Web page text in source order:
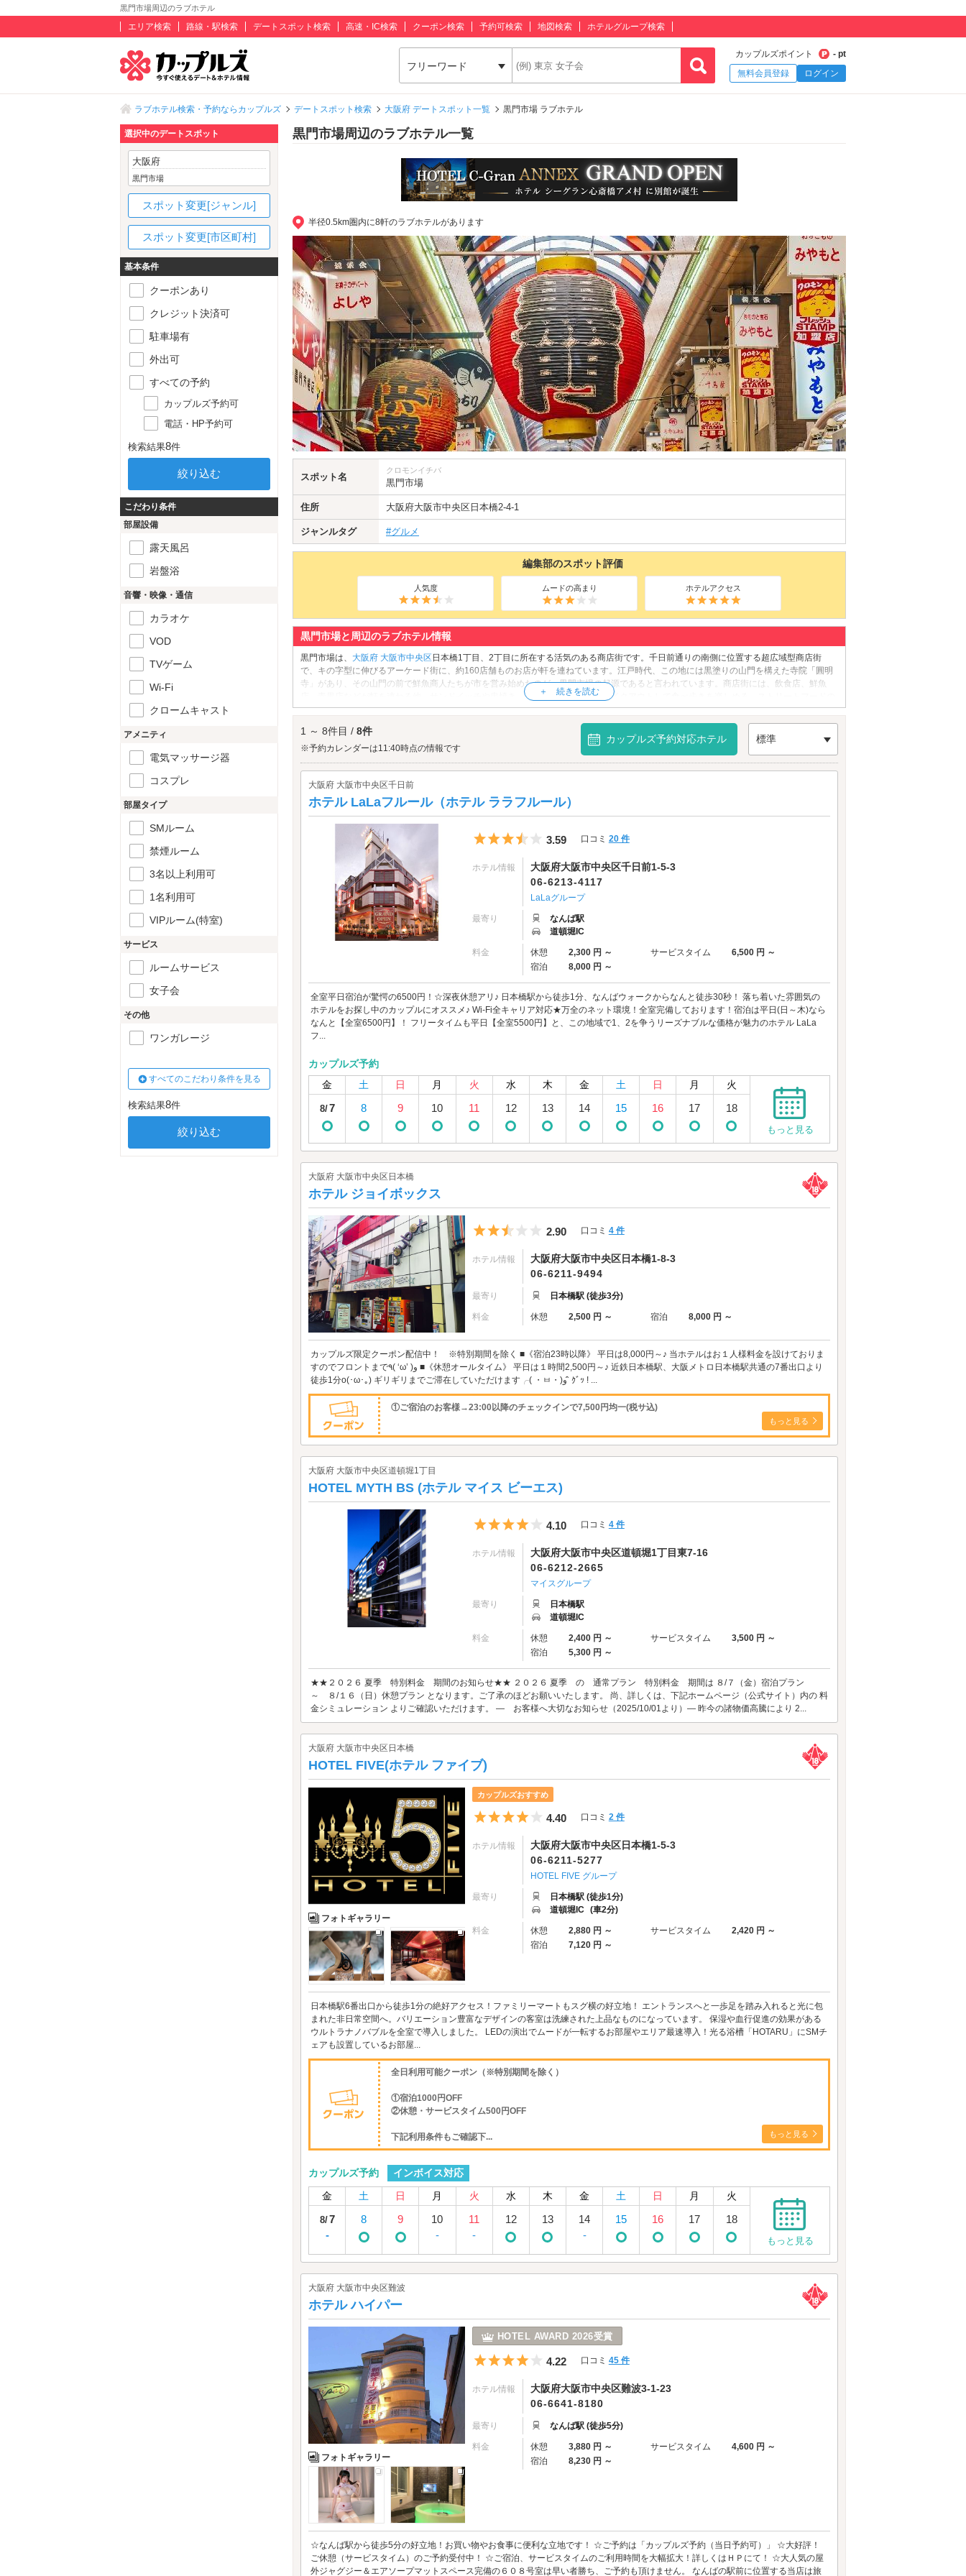
黒門市場周辺のラブホテル
エリア検索 路線・駅検索 デートスポット検索 高速・IC検索 クーポン検索 予約可検索 地図検索 ホテルグループ検索
フリーワード
カップルズポイント
- pt
無料会員登録
ログイン
ラブホテル検索・予約ならカップルズ デートスポット検索 大阪府 デートスポット一覧 黒門市場 ラブホテル
黒門市場周辺のラブホテル一覧
半径0.5km圏内に8軒のラブホテルがあります
スポット名
クロモンイチバ
黒門市場
住所 大阪府大阪市中央区 日本橋2-4-1
ジャンルタグ #グルメ
編集部のスポット評価
人気度 ムードの高まり ホテルアクセス
黒門市場と周辺のラブホテル情報
黒門市場は、 大阪府 大阪市中央区 日本橋1丁目、2丁目に所在する活気のある商店街です。千日前通りの南側に位置する超広域型商店街
で、キの字型に伸びるアーケード街に、約160店舗ものお店が軒を連ねています。江戸時代、この地には黒塗りの山門を構えた寺院「圓明
寺」があり、その山門の前で鮮魚商人たちが市を営み始めたのが、黒門市場の起源であると言われています。商店街には、飲食店、鮮魚
店、青果店などが軒を連ねる他、サンドイッチや串焼き、串カツ、天ぷらなどテイクアウトして食べ歩きを楽しめる、ストリートフードの
名店もたくさんあります。黒門市場でグルメデートをお楽しみください。
日本橋(大阪)エリアのラブホテルからもアクセスが便利です。
1 ～ 8件目 / 8件
※予約カレンダーは11:40時点の情報です
カップルズ予約対応ホテル 標準
大阪府 大阪市中央区千日前
ホテル LaLaフルール（ホテル ララフルール）
5つ星のうち3.5
3.59 口コミ 20 件
ホテル情報
大阪府大阪市中央区千日前1-5-3
06-6213-4117
LaLaグループ
最寄り
なんば駅
道頓堀IC
料金 休憩 2,300 円 ～ サービスタイム
6,500 円 ～
宿泊
8,000 円 ～
全室平日宿泊が驚愕の6500円！☆深夜休憩アリ♪ 日本橋駅から徒歩1分、なんばウォークからなんと徒歩30秒！ 落ち着いた雰囲気の
ホテルをお探し中のカップルにオススメ♪ Wi-Fi全キャリア対応★万全のネット環境！全室完備しております！宿泊は平日(日～木)なら
なんと【全室6500円】！ フリータイムも平日【全室5500円】と、この地域で1、2を争うリーズナブルな価格が魅力のホテル LaLa
フ...
カップルズ予約
金
土 日 月 火 水 木 金 土 日 月 火
8/7 8 9 10 11 12 13 14 15 16 17 18
もっと見る
大阪府 大阪市中央区日本橋
ホテル ジョイボックス
5つ星のうち2.5
2.90 口コミ 4 件
ホテル情報
大阪府大阪市中央区日本橋1-8-3
06-6211-9494
最寄り 日本橋駅 (徒歩3分)
料金 休憩 2,500 円 ～ 宿泊 8,000 円 ～
カップルズ限定クーポン配信中！ ※特別期間を除く ■《宿泊23時以降》 平日は8,000円～♪ 当ホテルはお１人様料金を設けておりま
すのでフロントまで٩( ‘ω’ )و ■《休憩オールタイム》 平日は１時間2,500円～♪ 近鉄日本橋駅、大阪メトロ日本橋駅共通の7番出口より
徒歩1分o(･ω･｡) ギリギリまでご滞在していただけます╭( ・ㅂ・)و ̑̑ ｸﾞｯ ! ...
①ご宿泊のお客様→23:00以降のチェックインで7,500円均一(税サ込)
もっと見る
大阪府 大阪市中央区道頓堀1丁目
HOTEL MYTH BS (ホテル マイス ビーエス)
5つ星のうち4
4.10 口コミ 4 件
ホテル情報
大阪府大阪市中央区道頓堀1丁目東7-16
06-6212-2665
マイスグループ
最寄り
日本橋駅
道頓堀IC
料金 休憩 2,400 円 ～ サービスタイム
3,500 円 ～
宿泊
5,300 円 ～
★★２０２６ 夏季 特別料金 期間のお知らせ★★ ２０２６ 夏季 の 通常プラン 特別料金 期間は ８/７（金）宿泊プラン
～ ８/１６（日）休憩プラン となります。ご了承のほどお願いいたします。 尚、詳しくは、下記ホームページ（公式サイト）内の 料
金シミュレーション よりご確認いただけます。 ― お客様へ大切なお知らせ（2025/10/01より）― 昨今の諸物価高騰により 2...
大阪府 大阪市中央区日本橋
HOTEL FIVE(ホテル ファイブ)
フォトギャラリー
カップルズおすすめ
5つ星のうち4
4.40 口コミ 2 件
ホテル情報
大阪府大阪市中央区日本橋1-5-3
06-6211-5277
HOTEL FIVE グループ
最寄り
日本橋駅 (徒歩1分)
道頓堀IC (車2分)
料金 休憩 2,880 円 ～ サービスタイム
2,420 円 ～
宿泊
7,120 円 ～
日本橋駅6番出口から徒歩1分の絶好アクセス！ファミリーマートもスグ横の好立地！ エントランスへと一歩足を踏み入れると光に包
まれた非日常空間へ。バリエーション豊富なデザインの客室は洗練された上品なものになっています。 保湿や血行促進の効果がある
ウルトラナノバブルを全室で導入しました。 LEDの演出でムードが一転するお部屋やエリア最速導入！光る浴槽「HOTARU」にSMチ
ェアも設置しているお部屋...
全日利用可能クーポン（※特別期間を除く）
①宿泊1000円OFF
②休憩・サービスタイム500円OFF
下記利用条件もご確認下... もっと見る
カップルズ予約
インボイス対応
金
土 日 月 火 水 木 金 土 日 月 火
8/7
-
8 9
10
-
11
-
12 13
14
-
15 16 17 18
もっと見る
大阪府 大阪市中央区難波
ホテル ハイパー
フォトギャラリー
HOTEL AWARD 2026受賞
5つ星のうち4
4.22 口コミ 45 件
ホテル情報
大阪府大阪市中央区難波3-1-23
06-6641-8180
最寄り なんば駅 (徒歩5分)
料金 休憩 3,880 円 ～ サービスタイム
4,600 円 ～
宿泊
8,230 円 ～
☆なんば駅から徒歩5分の好立地！お買い物やお食事に便利な立地です！ ☆ご予約は「カップルズ予約（当日予約可）」 ☆大好評！
ご休憩（サービスタイム）のご予約受付中！ ☆ご宿泊、サービスタイムのご利用時間を大幅拡大！詳しくはＨＰにて！ ☆大人気の屋
外ジャグジー＆エアソープマットスペース完備の６０８号室は早い者勝ち、ご予約も頂けません。 なんばの駅前に位置する当店は旅
選択中のデートスポット
大阪府
黒門市場
スポット変更[ジャンル]
スポット変更[市区町村]
基本条件
クーポンあり
クレジット決済可
駐車場有
外出可
すべての予約
カップルズ予約可
電話・HP予約可
検索結果8件
こだわり条件
部屋設備
露天風呂
岩盤浴
音響・映像・通信
カラオケ
VOD
TVゲーム
Wi-Fi
クロームキャスト
アメニティ
電気マッサージ器
コスプレ
部屋タイプ
SMルーム
禁煙ルーム
3名以上利用可
1名利用可
VIPルーム(特室)
サービス
ルームサービス
女子会
その他
ワンガレージ
すべてのこだわり条件を見る
検索結果8件